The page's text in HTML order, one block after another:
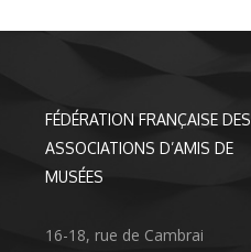
FÉDÉRATION FRANÇAISE DES
ASSOCIATIONS D’AMIS DE
MUSÉES
16-18, rue de Cambrai